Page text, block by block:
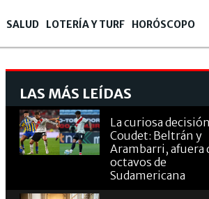
SALUD LOTERÍA Y TURF HORÓSCOPO
LAS MÁS LEÍDAS
La curiosa
Coudet: Beltrán y
Arambarri, afuera
octavos de
Sudamericana